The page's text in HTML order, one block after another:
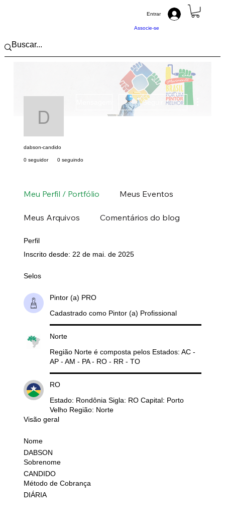
Associe-se
Entrar
dabson-candido
Seguir
dabson-candido
0 seguidor 0 seguindo
Meu Perfil / Portfólio Meus Eventos
Meus Arquivos Comentários do blog
Perfil
Inscrito desde: 22 de mai. de 2025
Selos
Pintor (a) PRO
Cadastrado como Pintor (a) Profissional
Norte
Região Norte é composta pelos Estados: AC -
AP - AM - PA - RO - RR - TO
RO
Estado: Rondônia Sigla: RO Capital: Porto
Velho Região: Norte
Visão geral
Nome
DABSON
Sobrenome
CANDIDO
Método de Cobrança
DIÁRIA